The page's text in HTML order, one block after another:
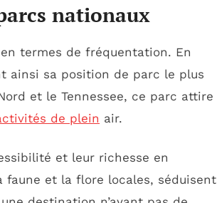
nationaux
termes de fréquentation. En
ainsi sa position de parc le plus
et le Tennessee, ce parc attire
de plein air.
et leur richesse en
faune et la flore locales, séduisent